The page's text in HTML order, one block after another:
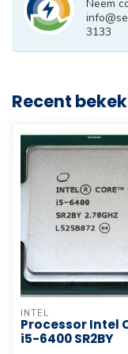
Neem
3133
Recent
INTEL
Processor Intel
i5-6400 SR2BY